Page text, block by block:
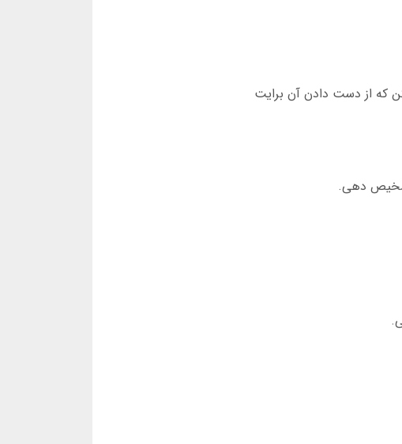
که از دست دادن آن برایت
دهی.